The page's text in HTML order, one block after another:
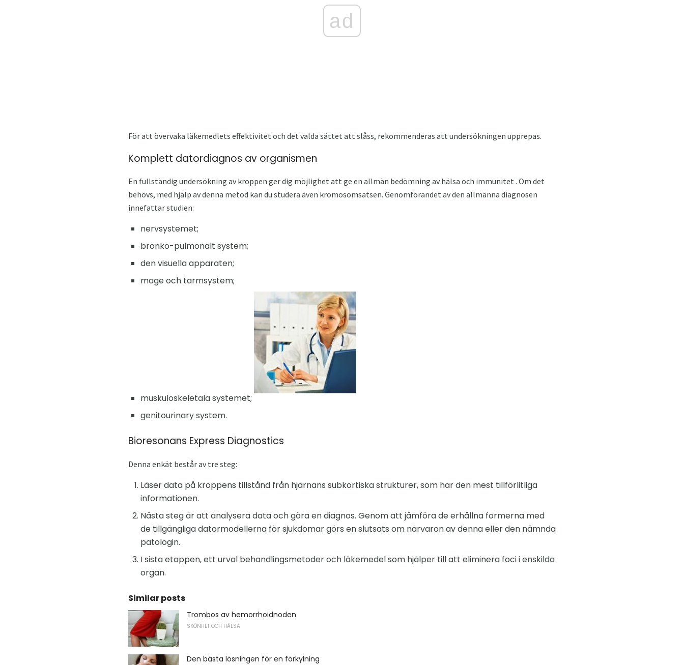
ad
För att övervaka läkemedlets effektivitet och det valda sättet att slåss, rekommenderas att undersökningen upprepas.
Komplett datordiagnos av organismen
En fullständig undersökning av kroppen ger dig möjlighet att ge en allmän bedömning av hälsa och immunitet . Om det
behövs, med hjälp av denna metod kan du studera även kromosomsatsen. Genomförandet av den allmänna diagnosen
innefattar studien:
nervsystemet;
bronko-pulmonalt system;
den visuella apparaten;
mage och tarmsystem;
muskuloskeletala systemet;
genitourinary system.
Bioresonans Express Diagnostics
Denna enkät består av tre steg:
Läser data på kroppens tillstånd från hjärnans subkortiska strukturer, som har den mest tillförlitliga
informationen.
Nästa steg är att analysera data och göra en diagnos. Genom att jämföra de erhållna formerna med
de tillgängliga datormodellerna för sjukdomar görs en slutsats om närvaron av denna eller den nämnda
patologin.
I sista etappen, ett urval behandlingsmetoder och läkemedel som hjälper till att eliminera foci i enskilda
organ.
Similar posts
Trombos av hemorrhoidnoden
SKÖNHET OCH HÄLSA
Den bästa lösningen för en förkylning